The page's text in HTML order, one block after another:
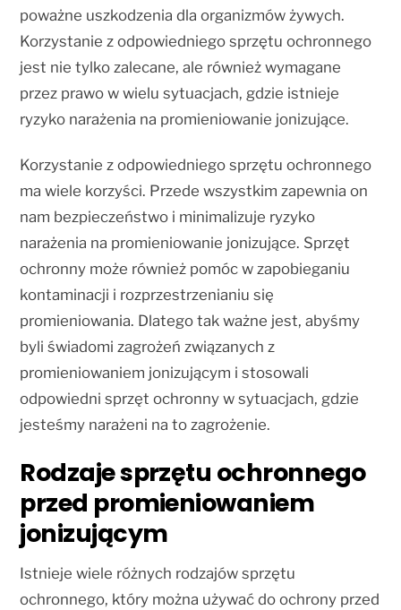
poważne uszkodzenia dla organizmów żywych.
Korzystanie z odpowiedniego sprzętu ochronnego
jest nie tylko zalecane, ale również wymagane
przez prawo w wielu sytuacjach, gdzie istnieje
ryzyko narażenia na promieniowanie jonizujące.
Korzystanie z odpowiedniego sprzętu ochronnego
ma wiele korzyści. Przede wszystkim zapewnia on
nam bezpieczeństwo i minimalizuje ryzyko
narażenia na promieniowanie jonizujące. Sprzęt
ochronny może również pomóc w zapobieganiu
kontaminacji i rozprzestrzenianiu się
promieniowania. Dlatego tak ważne jest, abyśmy
byli świadomi zagrożeń związanych z
promieniowaniem jonizującym i stosowali
odpowiedni sprzęt ochronny w sytuacjach, gdzie
jesteśmy narażeni na to zagrożenie.
Rodzaje sprzętu ochronnego
przed promieniowaniem
jonizującym
Istnieje wiele różnych rodzajów sprzętu
ochronnego, który można używać do ochrony przed